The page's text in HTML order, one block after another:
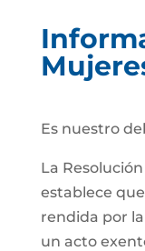
Es nuestro
La Resolución
establece
rendida por
un acto